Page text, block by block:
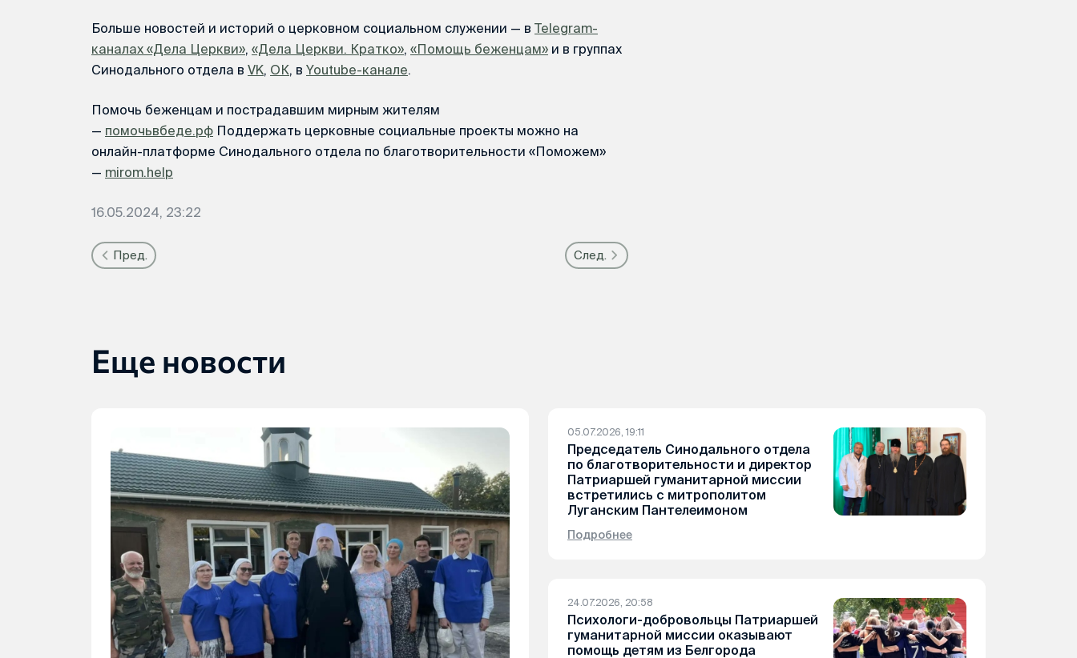
Больше новостей и историй о церковном социальном служении — в Telegram-
каналах «Дела Церкви», «Дела Церкви. Кратко», «Помощь беженцам» и в группах
Синодального отдела в VK, ОК, в Youtube-канале.
Помочь беженцам и пострадавшим мирным жителям
— помочьвбеде.рф Поддержать церковные социальные проекты можно на
онлайн-платформе Синодального отдела по благотворительности «Поможем»
— mirom.help
16.05.2024, 23:22
Пред. След.
Еще новости
05.07.2026, 19:11
Председатель Синодального отдела
по благотворительности и директор
Патриаршей гуманитарной миссии
встретились с митрополитом
Луганским Пантелеимоном
Подробнее
24.07.2026, 20:58
Психологи-добровольцы Патриаршей
гуманитарной миссии оказывают
помощь детям из Белгорода